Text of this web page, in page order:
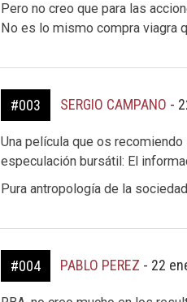
Pero no creo que para las
No es lo mismo compra viagra
#003 SERGIO CAMPANO -
Una película que os
especulación bursátil: El
Pura antropología de la
#004 PABLO PEREZ - 22